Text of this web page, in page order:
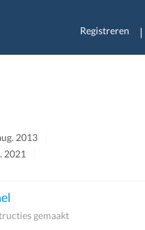
Registreren |
2013
2021
gemaakt